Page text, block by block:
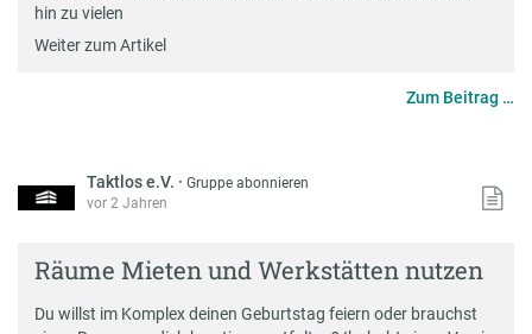
hin zu vielen
Weiter zum Artikel
Zum Beitrag …
Taktlos e.V. ·Gruppe abonnieren
vor 2 Jahren
Räume Mieten und Werkstätten nutzen
Du willst im Komplex deinen Geburtstag feiern oder brauchst